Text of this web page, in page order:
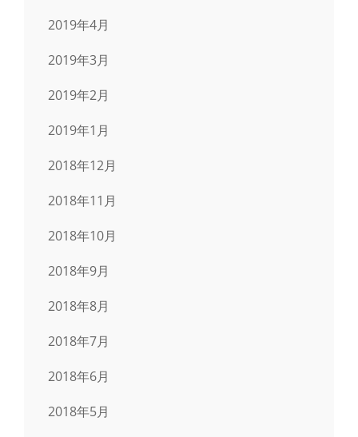
2019年4月
2019年3月
2019年2月
2019年1月
2018年12月
2018年11月
2018年10月
2018年9月
2018年8月
2018年7月
2018年6月
2018年5月